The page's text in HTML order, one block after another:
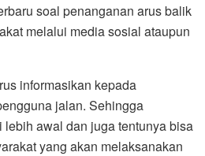
soal penanganan arus balik
melalui media sosial ataupun
informasikan kepada
jalan. Sehingga
awal dan juga tentunya bisa
yang akan melaksanakan